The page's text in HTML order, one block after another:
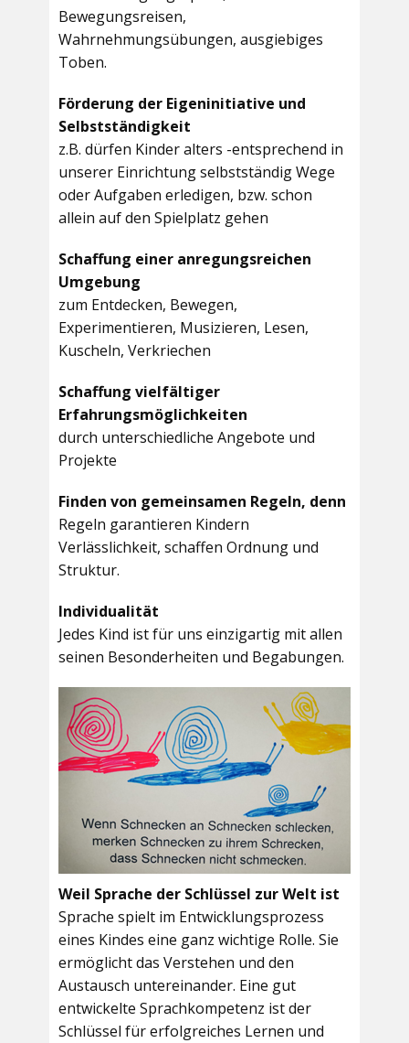
Bewegungsreisen,
Wahrnehmungsübungen, ausgiebiges
Toben.
Förderung der Eigeninitiative und
Selbstständigkeit
z.B. dürfen Kinder alters -entsprechend in
unserer Einrichtung selbstständig Wege
oder Aufgaben erledigen, bzw. schon
allein auf den Spielplatz gehen
Schaffung einer anregungsreichen
Umgebung
zum Entdecken, Bewegen,
Experimentieren, Musizieren, Lesen,
Kuscheln, Verkriechen
Schaffung vielfältiger
Erfahrungsmöglichkeiten
durch unterschiedliche Angebote und
Projekte
Finden von gemeinsamen Regeln, denn
Regeln garantieren Kindern
Verlässlichkeit, schaffen Ordnung und
Struktur.
Individualität
Jedes Kind ist für uns einzigartig mit allen
seinen Besonderheiten und Begabungen.
Weil Sprache der Schlüssel zur Welt ist
Sprache spielt im Entwicklungsprozess
eines Kindes eine ganz wichtige Rolle. Sie
ermöglicht das Verstehen und den
Austausch untereinander. Eine gut
entwickelte Sprachkompetenz ist der
Schlüssel für erfolgreiches Lernen und